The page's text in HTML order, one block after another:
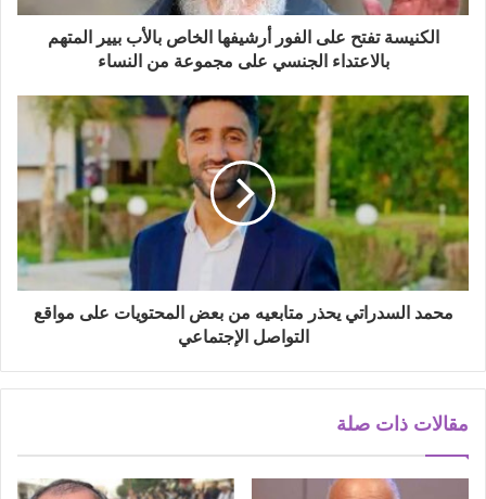
الكنيسة تفتح على الفور أرشيفها الخاص بالأب بيير المتهم
بالاعتداء الجنسي على مجموعة من النساء
محمد السدراتي يحذر متابعيه من بعض المحتويات على مواقع
التواصل الإجتماعي
مقالات ذات صلة